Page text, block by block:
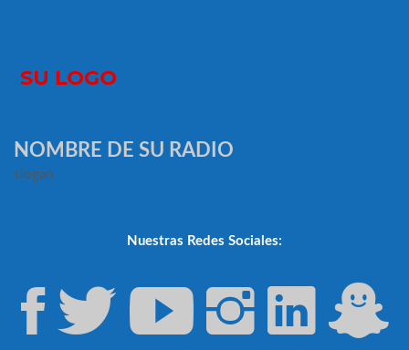
NOMBRE DE SU RADIO
slogan
Nuestras Redes Sociales: